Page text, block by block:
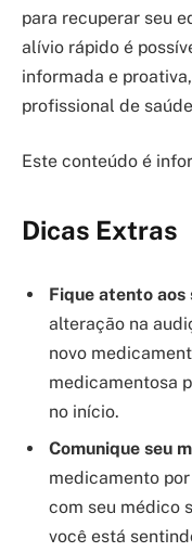
para recuperar seu
alívio rápido é
informada e
profissional de
Este conteúdo é
Dicas Extras
Fique atento aos
alteração na
novo
medicamentosa
no início.
Comunique seu
medicamento
com seu médico
você está